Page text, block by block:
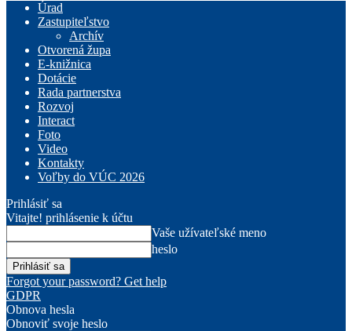
Úrad
Zastupiteľstvo
Archív
Otvorená župa
E-knižnica
Dotácie
Rada partnerstva
Rozvoj
Interact
Foto
Video
Kontakty
Voľby do VÚC 2026
Prihlásiť sa
Vitajte! prihlásenie k účtu
Vaše užívateľské meno
heslo
Forgot your password? Get help
GDPR
Obnova hesla
Obnoviť svoje heslo